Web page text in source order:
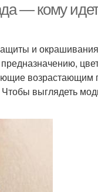
— кому идет
и
возрастающим
выглядеть